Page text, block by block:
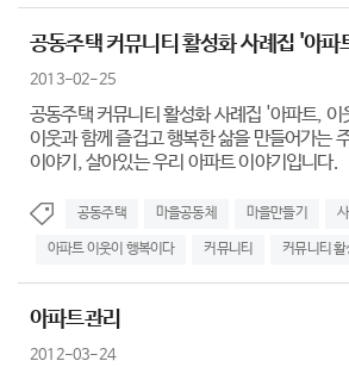
공동주택 커뮤니티 활성화 사례집 '아파
2013-02-25
공동주택 커뮤니티 활성화 사례집 '아파트,
이웃과 함께 즐겁고 행복한 삶을 만들어가는
이야기, 살아있는 우리 아파트 이야기입니다.
공동주택 마을공동체 마을만들기
아파트 이웃이 행복이다 커뮤니티 커뮤니티
아파트관리
2012-03-24